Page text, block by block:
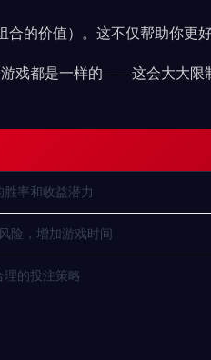
的价值）。这不仅帮助你更
戏都是一样的——这会大大
胜率和收益潜力
险，增加游戏时间
理的投注策略